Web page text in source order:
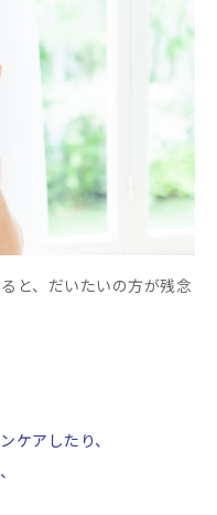
と、だいたいの方が残念
ケアしたり、